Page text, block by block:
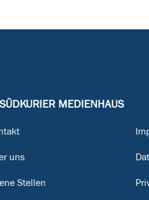
SÜDKURIER MEDIENHAUS
uns
Stellen